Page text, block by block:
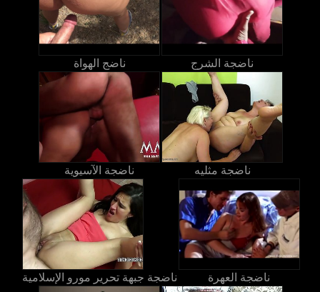
ناضج الهواة ناضجة الشرج
ناضجة الآسيوية ناضجة مثليه
ناضجة جبهة تحرير مورو الإسلامية ناضجة العهرة